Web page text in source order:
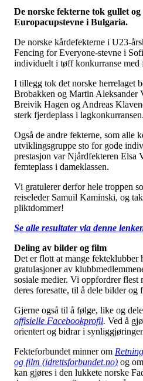
De norske fekterne tok gullet og
Europacupstevne i Bulgaria.
De norske kårdefekterne i U23-
Fencing for Everyone-stevne i
individuelt i tøff konkurranse med
I tillegg tok det norske herrelaget
Brobakken og Martin
Breivik Hagen og Andreas
sterk fjerdeplass i lagkonkurransen.
Også de andre fekterne, som alle
utviklingsgruppe sto for gode
prestasjon var Njårdfekteren Elsa
femteplass i dameklassen.
Vi gratulerer derfor hele troppen
reiseleder Samuil Kaminski, og
pliktdommer!
Se alle resultater via denne
Deling av bilder og film
Det er flott at mange fekteklubber
gratulasjoner av
sosiale medier. Vi oppfordrer flest
deres foresatte, til å dele bilder og
Gjerne også til å følge, like og
offisielle Facebookprofil. Ved å
orientert og bidrar i
Fekteforbundet minner om
og film (idrettsforbundet.no) og
kan gjøres i den lukkete norske